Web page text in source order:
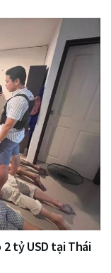
tỷ USD tại Thái